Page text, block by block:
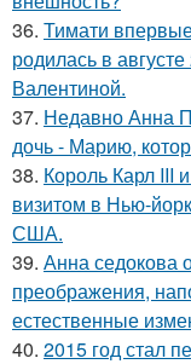
36. Тимати
родилась в
Валентиной.
37. Недавно Анна
дочь - Марию,
38. Король Карл III
визитом в Нью-
США.
39. Анна седокова
преображения,
естественные
40. 2015 год стал